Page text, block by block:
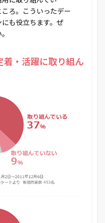
ろ。こういったデー
も役立ちます。ぜ
着・活躍に取り組ん